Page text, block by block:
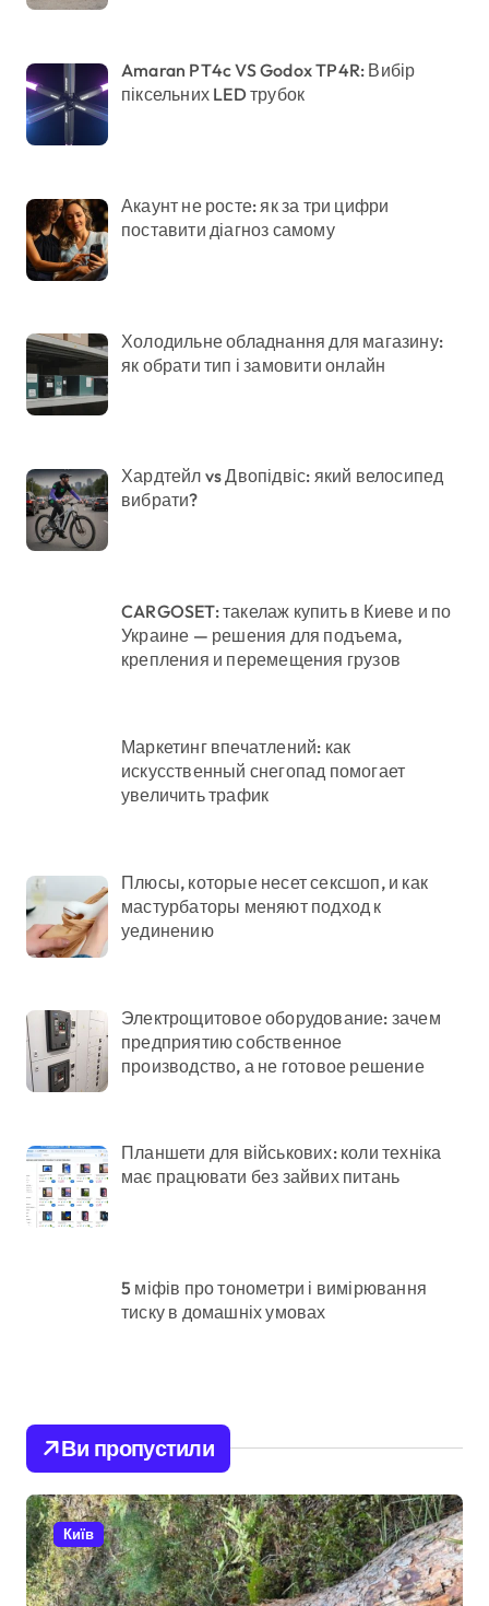
Amaran PT4c VS Godox TP4R: Вибір
піксельних LED трубок
Акаунт не росте: як за три цифри
поставити діагноз самому
Холодильне обладнання для магазину:
як обрати тип і замовити онлайн
Хардтейл vs Двопідвіс: який велосипед
вибрати?
CARGOSET: такелаж купить в Киеве и по
Украине — решения для подъема,
крепления и перемещения грузов
Маркетинг впечатлений: как
искусственный снегопад помогает
увеличить трафик
Плюсы, которые несет сексшоп, и как
мастурбаторы меняют подход к
уединению
Электрощитовое оборудование: зачем
предприятию собственное
производство, а не готовое решение
Планшети для військових: коли техніка
має працювати без зайвих питань
5 міфів про тонометри і вимірювання
тиску в домашніх умовах
Ви пропустили
Київ